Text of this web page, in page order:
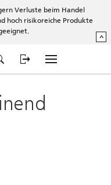
Verluste beim Handel
hoch risikoreiche Produkte
^